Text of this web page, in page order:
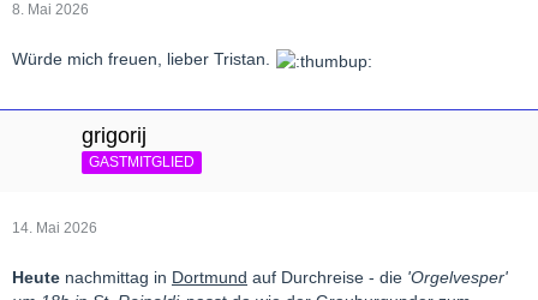
8. Mai 2026
Würde mich freuen, lieber Tristan.
grigorij
GASTMITGLIED
14. Mai 2026
Heute nachmittag in Dortmund auf Durchreise - die 'Orgelvesper'